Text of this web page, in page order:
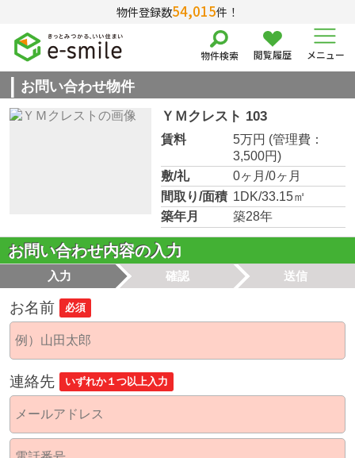
物件登録数54,015件！
物件検索 閲覧履歴 メニュー
お問い合わせ物件
ＹＭクレスト 103
賃料 5万円 (管理費：
3,500円)
敷/礼
0ヶ月/0ヶ月
間取り/面積 1DK/33.15㎡
築年月
築28年
お問い合わせ内容の入力
入力 確認 送信
お名前 必須
連絡先 いずれか１つ以上入力